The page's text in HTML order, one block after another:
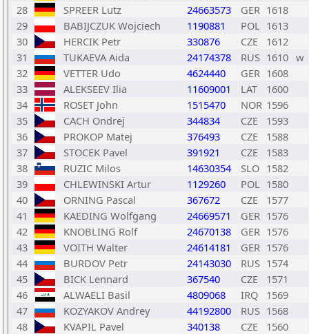
28
SPREER Lutz 24663573 GER 1618
29
BABIJCZUK Wojciech 1190881 POL 1613
30
HERCIK Petr 330876 CZE
1612
31
TUKAEVA Aida 24174378 RUS 1610 w
32
VETTER Udo 4624440 GER 1608
33
ALEKSEEV Ilia 11609001 LAT
1600
34
ROSET John 1515470 NOR 1596
35
CACH Ondrej 344834 CZE
1593
36
PROKOP Matej 376493 CZE
1588
37
STOCEK Pavel 391921 CZE
1583
38
RUZIC Milos 14630354 SLO 1582
39
CHLEWINSKI Artur 1129260 POL 1580
40
ORNING Pascal 367672 CZE
1577
41
KAEDING Wolfgang 24669571 GER 1576
42
KNOBLING Rolf 24670138 GER 1576
43
VOITH Walter 24614181 GER 1576
44
BURDOV Petr 24143030 RUS 1574
45
BICK Lennard 367540 CZE
1571
46
ALWAELI Basil 4809068 IRQ
1569
47
KOZYAKOV Andrey 44192800 RUS 1568
48
KVAPIL Pavel 340138 CZE
1560